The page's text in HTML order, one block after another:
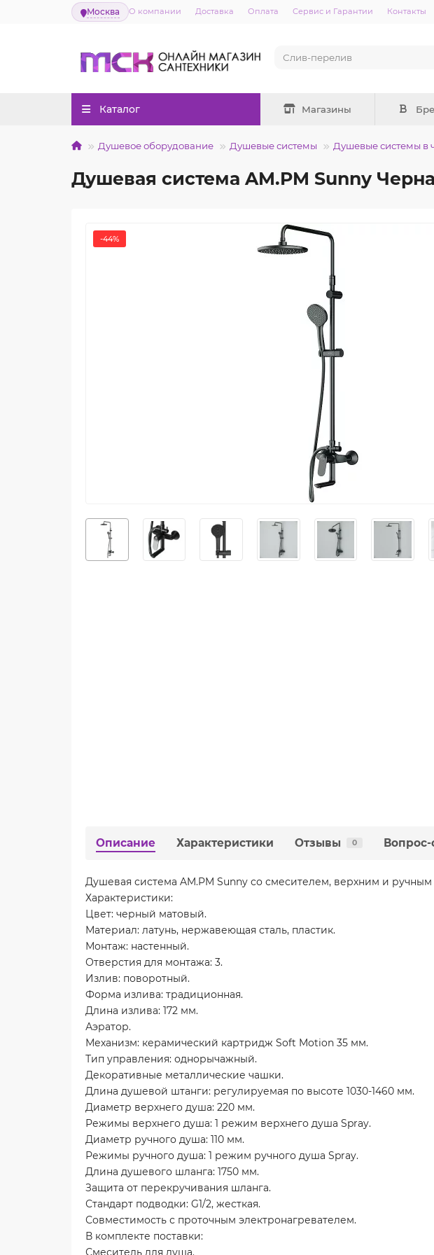
Москва О компании Доставка Оплата Сервис и Гарантии Контакты
Каталог Магазины
Душевое оборудование Душевые системы Душевые системы в
Душевая система AM.PM Sunny
-44%
Описание Характеристики Отзывы 0 Вопрос-
Душевая система AM.PM Sunny со смесителем, верхним и
Характеристики:
Цвет: черный матовый.
Материал: латунь, нержавеющая сталь, пластик.
Монтаж: настенный.
Отверстия для монтажа: 3.
Излив: поворотный.
Форма излива: традиционная.
Длина излива: 172 мм.
Аэратор.
Механизм: керамический картридж Soft Motion 35 мм.
Тип управления: однорычажный.
Декоративные металлические чашки.
Длина душевой штанги: регулируемая по высоте 1030-1460 мм.
Диаметр верхнего душа: 220 мм.
Режимы верхнего душа: 1 режим верхнего душа Spray.
Диаметр ручного душа: 110 мм.
Режимы ручного душа: 1 режим ручного душа Spray.
Длина душевого шланга: 1750 мм.
Защита от перекручивания шланга.
Стандарт подводки: G1/2, жесткая.
Совместимость с проточным электронагревателем.
В комплекте поставки:
Смеситель для душа.